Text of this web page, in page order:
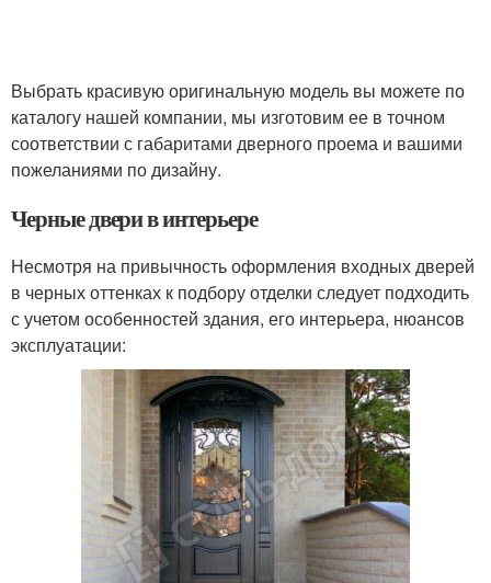
Выбрать красивую оригинальную модель вы можете по
каталогу нашей компании, мы изготовим ее в точном
соответствии с габаритами дверного проема и вашими
пожеланиями по дизайну.
Черные двери в интерьере
Несмотря на привычность оформления входных дверей
в черных оттенках к подбору отделки следует подходить
с учетом особенностей здания, его интерьера, нюансов
эксплуатации: